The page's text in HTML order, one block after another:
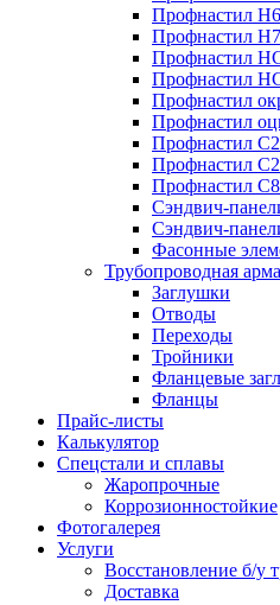
Профнастил
Профнастил
Профнастил
Профнастил
Профнастил
Профнастил
Профнастил
Профнастил
Профнастил
Сэндвич-
Сэндвич-
Фасонные
Трубопроводная
Заглушки
Отводы
Переходы
Тройники
Фланцевые
Фланцы
Прайс-листы
Калькулятор
Спецстали и сплавы
Жаропрочные
Коррозионностойкие
Фотогалерея
Услуги
Восстановление б/у
Доставка